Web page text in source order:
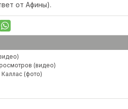
от Афины).
(видео)
(фото)